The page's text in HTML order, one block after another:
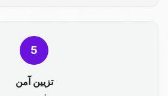
5
تزيين آمن